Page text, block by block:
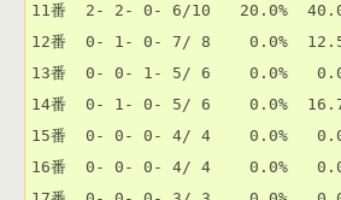
11番  2- 2- 0- 6/10   20.0%
12番  0- 1- 0- 7/ 8    0.0%
13番  0- 0- 1- 5/ 6    0.0%
14番  0- 1- 0- 5/ 6    0.0%
15番  0- 0- 0- 4/ 4    0.0%
16番  0- 0- 0- 4/ 4    0.0%